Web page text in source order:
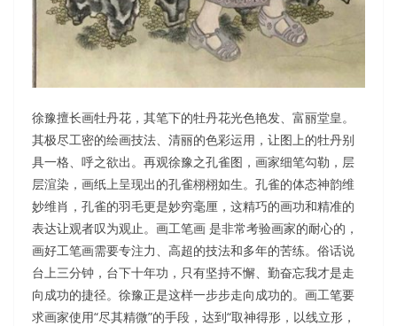
徐豫擅长画牡丹花，其笔下的牡丹花光色艳发、富丽堂皇。
其极尽工密的绘画技法、清丽的色彩运用，让图上的牡丹别
具一格、呼之欲出。再观徐豫之孔雀图，画家细笔勾勒，层
层渲染，画纸上呈现出的孔雀栩栩如生。孔雀的体态神韵维
妙维肖，孔雀的羽毛更是妙穷毫厘，这精巧的画功和精准的
表达让观者叹为观止。画工笔画 是非常考验画家的耐心的，
画好工笔画需要专注力、高超的技法和多年的苦练。俗话说
台上三分钟，台下十年功，只有坚持不懈、勤奋忘我才是走
向成功的捷径。徐豫正是这样一步步走向成功的。画工笔要
求画家使用“尽其精微”的手段，达到“取神得形，以线立形，